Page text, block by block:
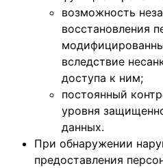
возможность
восстановления
вследствие
доступа к ним;
постоянный
уровня
данных.
При обнаружении
предоставления